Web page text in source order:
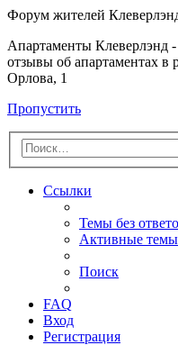
Форум жителей
Апартаменты Клеверлэнд
отзывы об апартаментах
Орлова, 1
Пропустить
Ссылки
Темы без
Активные темы
Поиск
FAQ
Вход
Регистрация